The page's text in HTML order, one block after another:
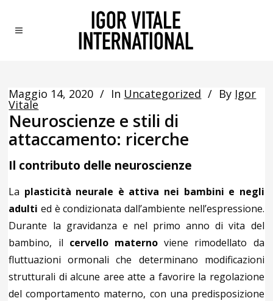
Maggio 14, 2020 In Uncategorized By Igor
Vitale
Neuroscienze e stili di
attaccamento: ricerche
Il contributo delle neuroscienze
La plasticità neurale è attiva nei bambini e negli
adulti ed è condizionata dall’ambiente nell’espressione.
Durante la gravidanza e nel primo anno di vita del
bambino, il cervello materno viene rimodellato da
fluttuazioni ormonali che determinano modificazioni
strutturali di alcune aree atte a favorire la regolazione
del comportamento materno, con una predisposizione